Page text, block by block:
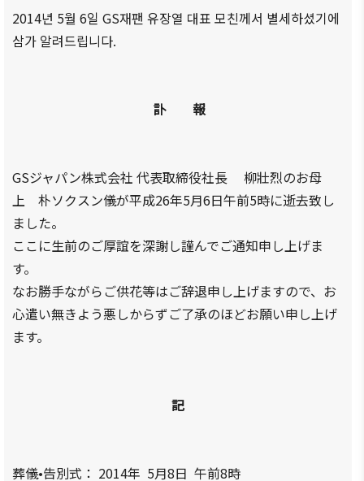
ご挨
拶
定款
組織
アクセ
韓国
貿易
ビリ
会員加
·特典
スト
会員社
法律相
FAQ
お問い
分科委
会）
会員社
からの
せ
インタ
ビュ
ー/寄
ベント
韓企連
ニュー
ー
活・便
利情報
2014년 5월 6일 GS재팬 유장열 대표 모친께서 별세하셨기에
삼가 알려드립니다.
訃 報
GSジャパン株式会社 代表取締役社長 柳壯烈のお母
上 朴ソクスン儀が平成26年5月6日午前5時に逝去致し
ました。
ここに生前のご厚誼を深謝し謹んでご通知申し上げま
す。
なお勝手ながらご供花等はご辞退申し上げますので、お
心遣い無きよう悪しからずご了承のほどお願い申し上げ
ます。
記
葬儀•告別式： 2014年 5月8日 午前8時